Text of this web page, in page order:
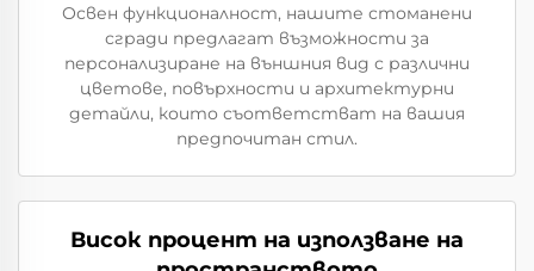
Освен функционалност, нашите стоманени
сгради предлагат възможности за
персонализиране на външния вид с различни
цветове, повърхности и архитектурни
детайли, които съответстват на вашия
предпочитан стил.
Висок процент на използване на